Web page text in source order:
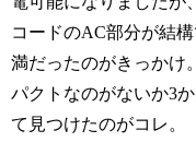
コードのAC部分が結
満だったのがきっかけ
パクトなのがないか3
て見つけたのがコレ。